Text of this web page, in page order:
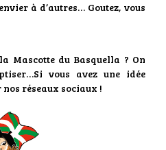
à d’autres… Goutez, vous
Mascotte du Basquella ? On
vous avez une idée
réseaux sociaux !